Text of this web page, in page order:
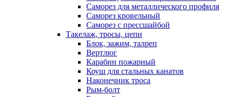
Саморез для металлического профиля
Саморез кровельный
Саморез с прессшайбой
Такелаж, тросы, цепи
Блок, зажим, талреп
Вертлюг
Карабин пожарный
Коуш для стальных канатов
Наконечник троса
Рым-болт